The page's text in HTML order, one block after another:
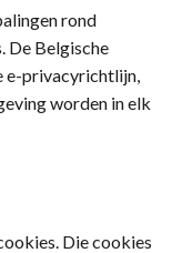
rond
De Belgische
e-privacyrichtlijn,
worden in elk
Die cookies